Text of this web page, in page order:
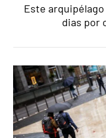
Este
dias por